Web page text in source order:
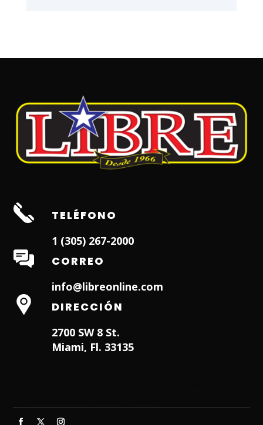
TELÉFONO
1 (305) 267-2000
CORREO
info@libreonline.com
DIRECCIÓN
2700 SW 8 St.
Miami, Fl. 33135